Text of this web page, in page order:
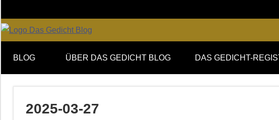
Inhalt
springen
DAS
GEDICHT
von
DAS
GEDICHT.
BLOG ÜBER DAS GEDICHT BLOG DAS GEDICHT-
2025-03-27